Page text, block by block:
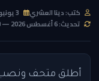
كتب: دينا العشري
تحديث: 6 أغسطس 2026 — 10:30 PM